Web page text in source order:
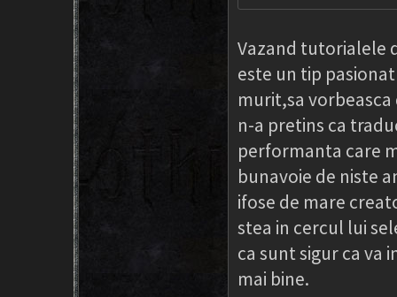
Vazand tutorialele
este un tip
murit,sa
n-a pretins ca
performanta care
bunavoie de niste
ifose de mare
stea in cercul lui
ca sunt sigur ca va
mai bine.